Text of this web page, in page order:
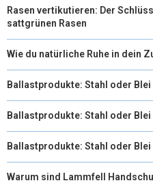
Rasen vertikutieren: Der
sattgrünen Rasen
Wie du natürliche Ruhe in dein
Ballastprodukte: Stahl oder Blei
Ballastprodukte: Stahl oder Blei
Ballastprodukte: Stahl oder Blei
Warum sind Lammfell